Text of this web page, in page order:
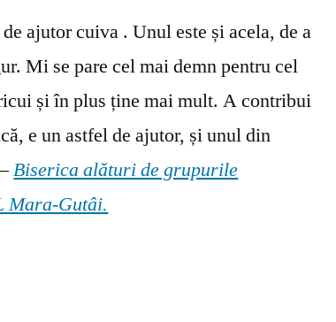
ajutor cuiva . Unul este și acela, de a
Mi se pare cel mai demn pentru cel
și în plus ține mai mult. A contribui
e un astfel de ajutor, și unul din
Biserica alături de grupurile
Mara-Gutâi.